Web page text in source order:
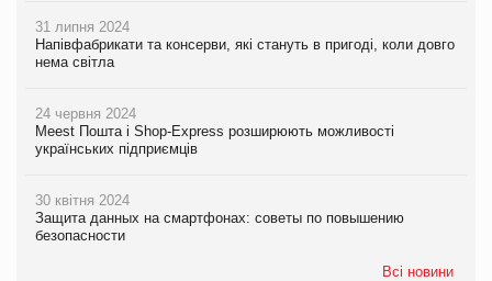
31 липня 2024
Напівфабрикати та консерви, які стануть в пригоді, коли довго
нема світла
24 червня 2024
Meest Пошта і Shop-Express розширюють можливості
українських підприємців
30 квітня 2024
Защита данных на смартфонах: советы по повышению
безопасности
Всі новини